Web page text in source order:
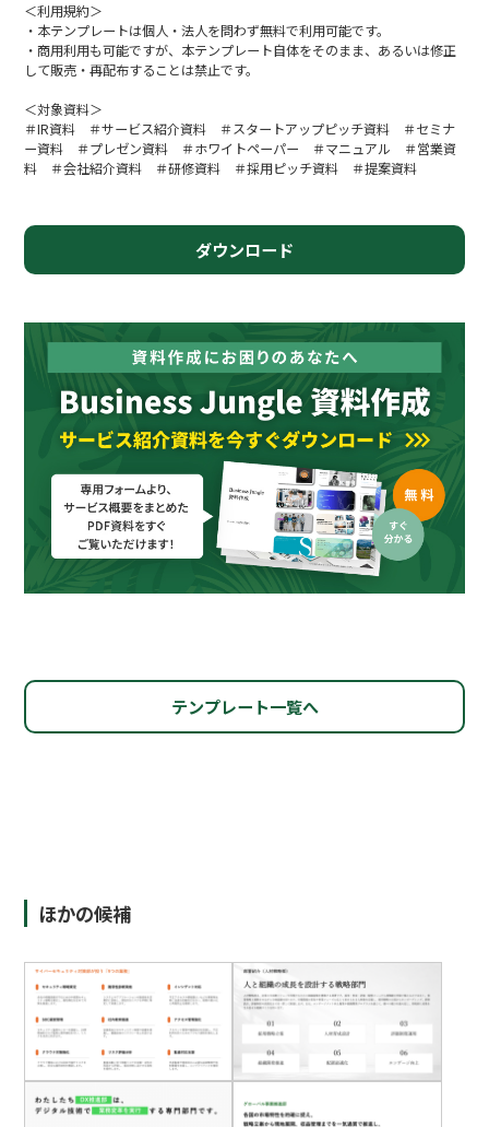
＜利用規約＞
・本テンプレートは個人・法人を問わず無料で利用可能です。
・商用利用も可能ですが、本テンプレート自体をそのまま、あるいは修正
して販売・再配布することは禁止です。
＜対象資料＞
＃IR資料 ＃サービス紹介資料 ＃スタートアップピッチ資料 ＃セミナ
ー資料 ＃プレゼン資料 ＃ホワイトペーパー ＃マニュアル ＃営業資
料 ＃会社紹介資料 ＃研修資料 ＃採用ピッチ資料 ＃提案資料
ダウンロード
テンプレート一覧へ
ほかの候補